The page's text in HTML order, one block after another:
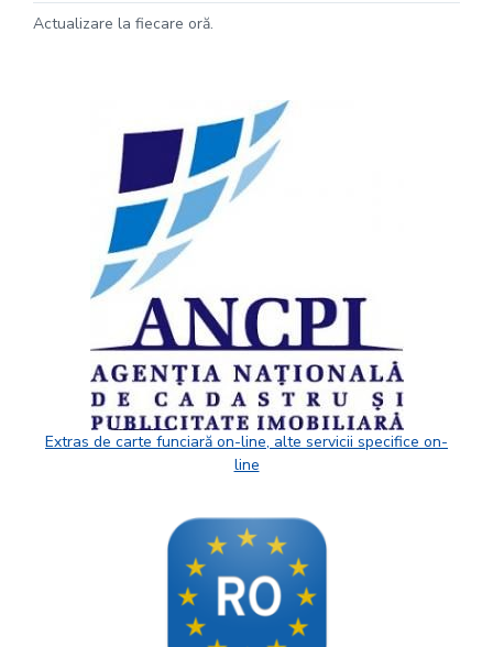
Actualizare la fiecare oră.
Extras de carte funciară on-line, alte servicii specifice on-
line